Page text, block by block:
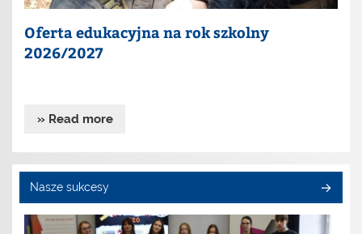
Oferta edukacyjna na rok szkolny
2026/2027
» Read more
Nasze sukcesy